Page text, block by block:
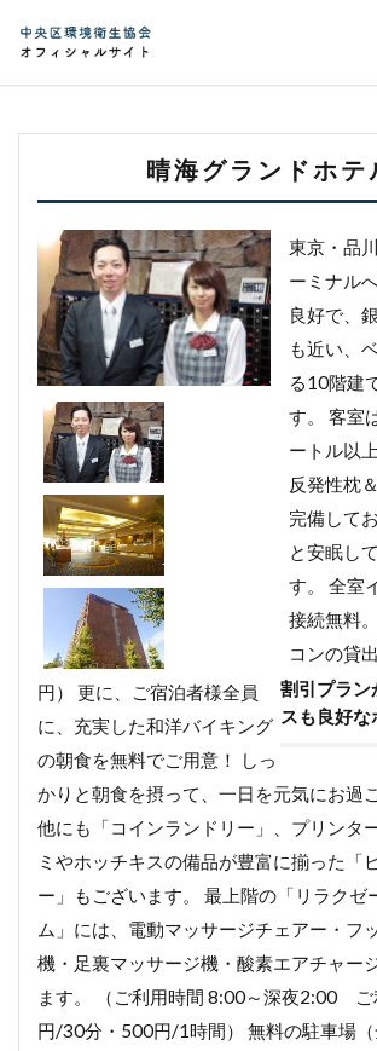
晴海グランドホテ
割引プラン
スも良好な
東京・品
ーミナル
良好で、
も近い、
る10階建
す。 客室
ートル以
反発性枕
完備して
と安眠し
す。 全室
接続無料
コンの貸
円） 更に、ご宿泊者様全員
に、充実した和洋バイキング
の朝食を無料でご用意！ しっ
かりと朝食を摂って、一日を元気にお過
他にも「コインランドリー」、プリンタ
ミやホッチキスの備品が豊富に揃った「
ー」もございます。 最上階の「リラクゼ
ム」には、電動マッサージチェアー・フ
機・足裏マッサージ機・酸素エアチャー
ます。 （ご利用時間 8:00～深夜2:00
円/30分・500円/1時間） 無料の駐車場